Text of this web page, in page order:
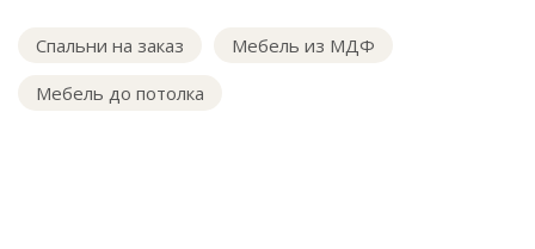
Спальни на заказ
Мебель из МДФ
Мебель до потолка